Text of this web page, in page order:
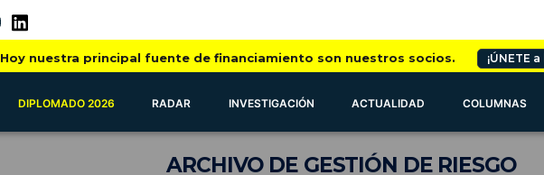
Hoy nuestra principal fuente de financiamiento son nuestros socios. ¡ÚNETE
DIPLOMADO 2026 RADAR INVESTIGACIÓN ACTUALIDAD COLUMNAS
ARCHIVODE GESTIÓN DE RIESGO